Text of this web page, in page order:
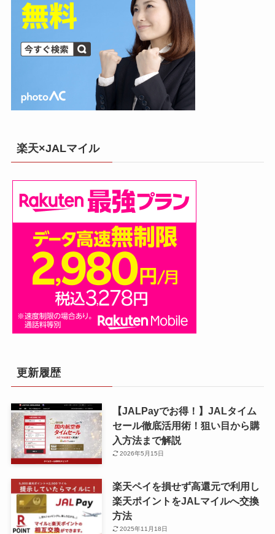
楽天×JALマイル
更新履歴
【JALPayでお得！】JALタイム
セール徹底活用術！狙い目から購
入方法まで解説
2026年5月15日
楽天ペイを損せず高還元で利用し
楽天ポイントをJALマイルへ交換
方法
2025年11月18日